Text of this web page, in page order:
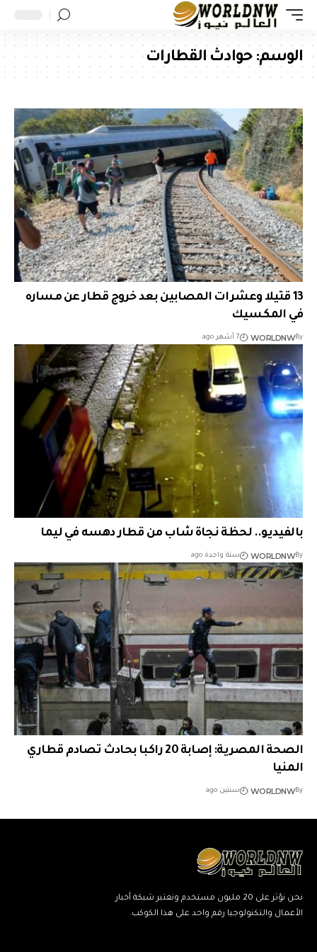
الوسم:حوادث القطارات
13 قتيلا وعشرات المصابين بعد خروج قطار عن مساره
في المكسيك
By
WORLDNW 7 أشهر ago
بالفيديو.. لحظة نجاة شاب من قطار دهسه في ليما
By
WORLDNW سنة واحدة ago
الصحة المصرية: إصابة 20 راكبا بحادث تصادم قطاري
المنيا
By
WORLDNW سنتين ago
نحن نؤثر على 20 مليون مستخدم ونعتبر شبكة أخبار
الأعمال والتكنولوجيا رقم واحد على هذا الكوكب.